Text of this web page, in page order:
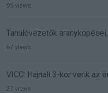
95 views
Tanulóvezetők
67 views
VICC: Hajnali 3-kor verik az
27 views